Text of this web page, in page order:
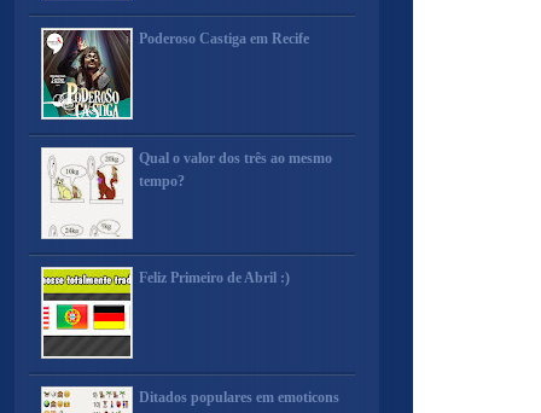
Poderoso Castiga em Recife
Qual o valor dos três ao mesmo
tempo?
Feliz Primeiro de Abril :)
Ditados populares em emoticons